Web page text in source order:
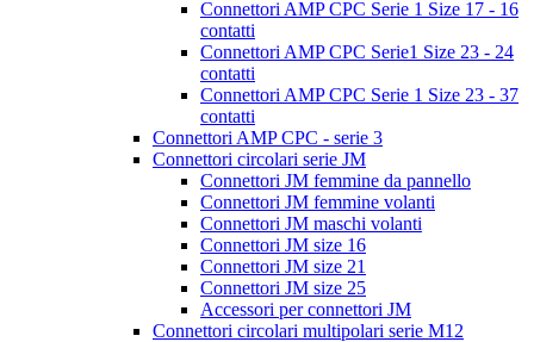
Connettori AMP CPC Serie 1 Size 17 - 16
contatti
Connettori AMP CPC Serie1 Size 23 - 24
contatti
Connettori AMP CPC Serie 1 Size 23 - 37
contatti
Connettori AMP CPC - serie 3
Connettori circolari serie JM
Connettori JM femmine da pannello
Connettori JM femmine volanti
Connettori JM maschi volanti
Connettori JM size 16
Connettori JM size 21
Connettori JM size 25
Accessori per connettori JM
Connettori circolari multipolari serie M12